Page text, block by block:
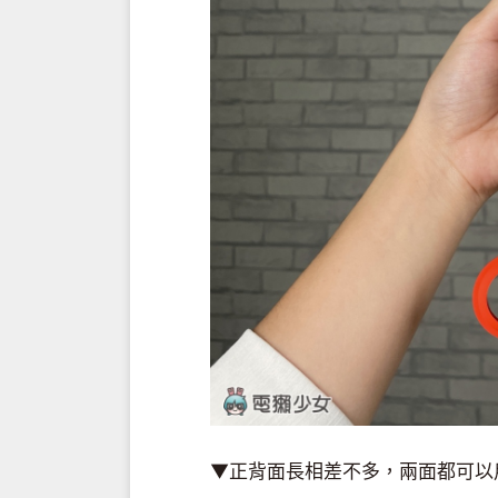
▼正背面長相差不多，兩面都可以